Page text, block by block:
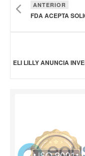
ANTERIOR